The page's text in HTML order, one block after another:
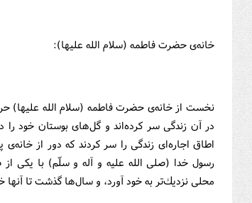
خانه‌ی حضرت فاطمه (سلام الله علیها):
نخست از خانه‌ی حضرت فاطمه (سلام الله علیها)
در آن زندگی سر كرده‌اند و گل‌های بوستان خود را
اطاق اجاره‌ای زندگی را سر كردند كه دور از خانه‌ی
رسول خدا (صلی الله علیه و آله و سلّم) با یكی
محلی نزدیك‌تر به خود آورد، و سال‌ها گذشت تا